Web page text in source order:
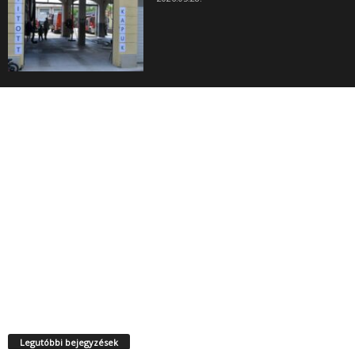
Legutóbbi bejegyzések